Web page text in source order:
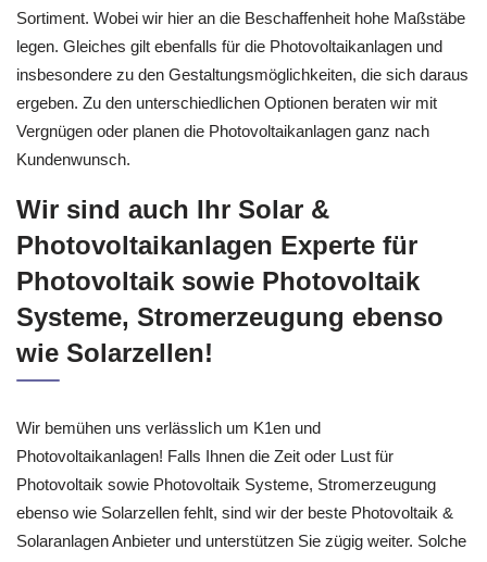
Sortiment. Wobei wir hier an die Beschaffenheit hohe Maßstäbe
legen. Gleiches gilt ebenfalls für die Photovoltaikanlagen und
insbesondere zu den Gestaltungsmöglichkeiten, die sich daraus
ergeben. Zu den unterschiedlichen Optionen beraten wir mit
Vergnügen oder planen die Photovoltaikanlagen ganz nach
Kundenwunsch.
Wir sind auch Ihr Solar &
Photovoltaikanlagen Experte für
Photovoltaik sowie Photovoltaik
Systeme, Stromerzeugung ebenso
wie Solarzellen!
Wir bemühen uns verlässlich um K1en und
Photovoltaikanlagen! Falls Ihnen die Zeit oder Lust für
Photovoltaik sowie Photovoltaik Systeme, Stromerzeugung
ebenso wie Solarzellen fehlt, sind wir der beste Photovoltaik &
Solaranlagen Anbieter und unterstützen Sie zügig weiter. Solche